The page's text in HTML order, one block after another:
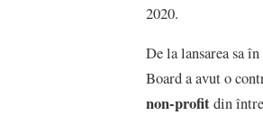
2020.
De la lansarea sa
Board a avut o
non-profitdin